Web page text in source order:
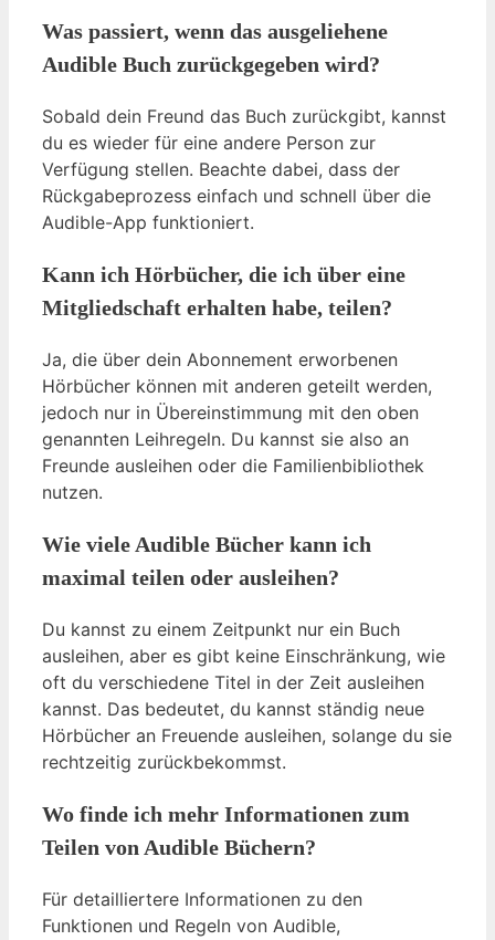
Was passiert, wenn das ausgeliehene
Audible Buch zurückgegeben wird?
Sobald dein Freund das Buch zurückgibt, kannst
du es wieder für eine andere Person zur
Verfügung stellen. Beachte dabei, dass der
Rückgabeprozess einfach und schnell über die
Audible-App funktioniert.
Kann ich Hörbücher, die ich über eine
Mitgliedschaft erhalten habe, teilen?
Ja, die über dein Abonnement erworbenen
Hörbücher können mit anderen geteilt werden,
jedoch nur in Übereinstimmung mit den oben
genannten Leihregeln. Du kannst sie also an
Freunde ausleihen oder die Familienbibliothek
nutzen.
Wie viele Audible Bücher kann ich
maximal teilen oder ausleihen?
Du kannst zu einem Zeitpunkt nur ein Buch
ausleihen, aber es gibt keine Einschränkung, wie
oft du verschiedene Titel in der Zeit ausleihen
kannst. Das bedeutet, du kannst ständig neue
Hörbücher an Freuende ausleihen, solange du sie
rechtzeitig zurückbekommst.
Wo finde ich mehr Informationen zum
Teilen von Audible Büchern?
Für detailliertere Informationen zu den
Funktionen und Regeln von Audible,